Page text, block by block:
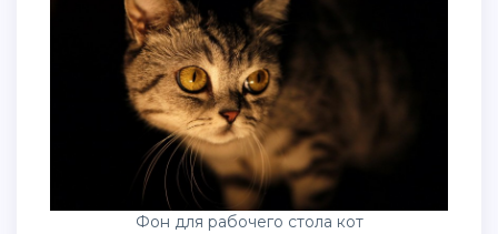
Фон для рабочего стола кот